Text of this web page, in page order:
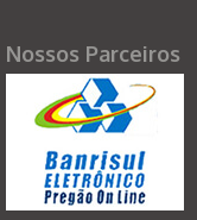
Nossos Parceiros